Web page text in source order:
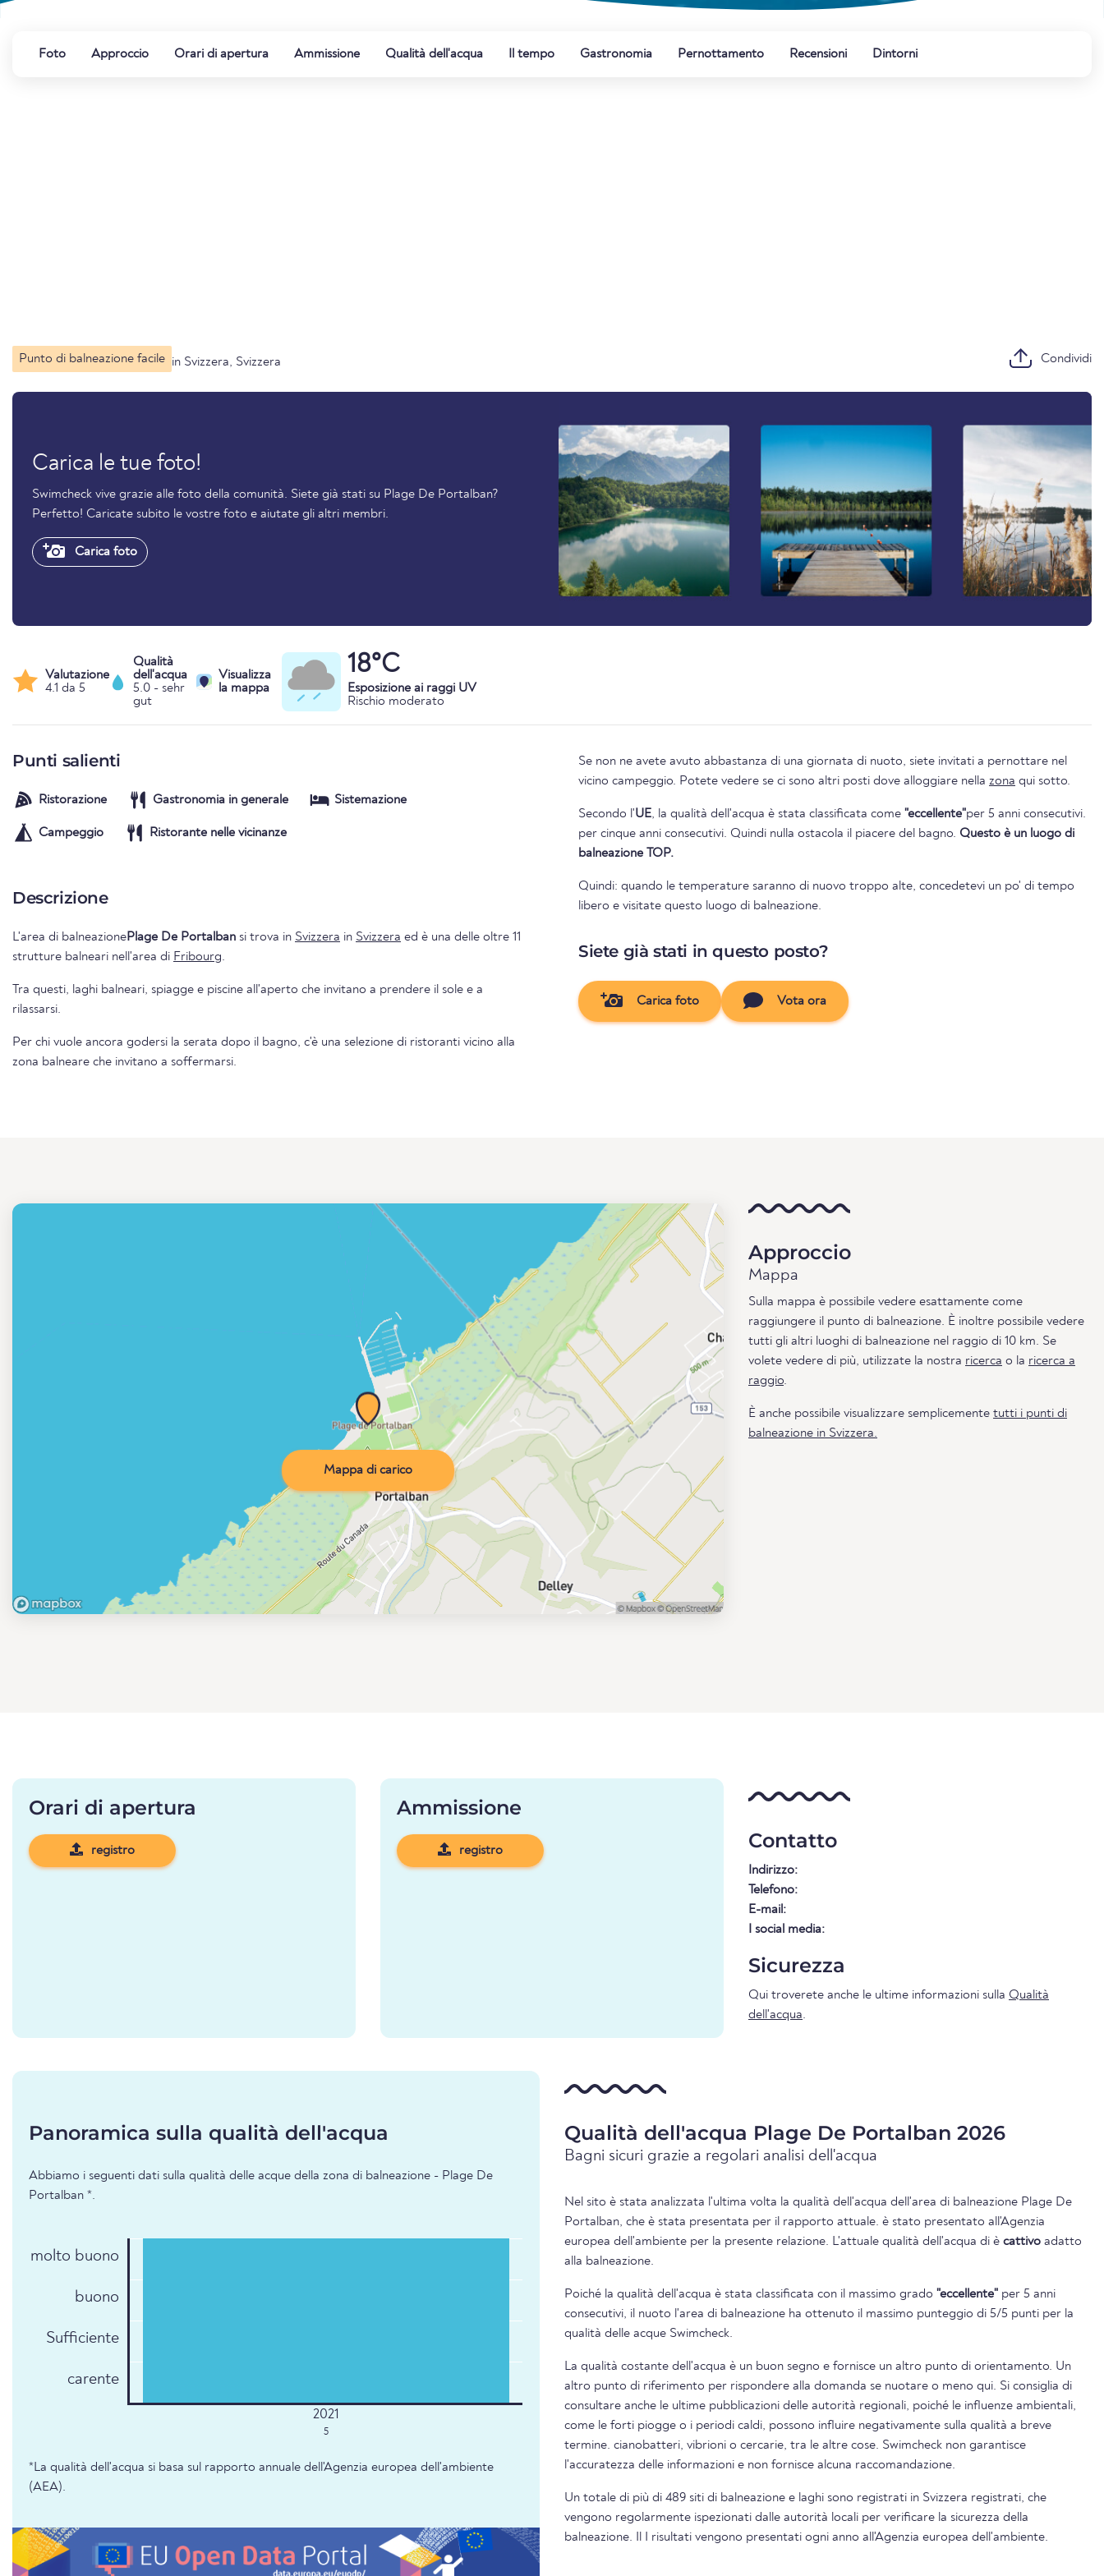
Foto Approccio Orari di apertura Ammissione Qualità dell'acqua Il tempo Gastronomia Pernottamento Recensioni Dintorni
Punto di balneazione facile in Svizzera, Svizzera Condividi
Carica le tue foto!
Swimcheck vive grazie alle foto della comunità. Siete già stati su Plage De Portalban?
Perfetto! Caricate subito le vostre foto e aiutate gli altri membri.
Carica foto
Valutazione
4.1 da 5
Qualità
dell'acqua
5.0 - sehr
gut
Visualizza
la mappa
18°C
Esposizione ai raggi UV
Rischio moderato
Punti salienti
Ristorazione Gastronomia in generale Sistemazione
Campeggio Ristorante nelle vicinanze
Descrizione
L'area di balneazionePlage De Portalban si trova in Svizzera in Svizzera ed è una delle oltre 11
strutture balneari nell'area di Fribourg.
Tra questi, laghi balneari, spiagge e piscine all'aperto che invitano a prendere il sole e a
rilassarsi.
Per chi vuole ancora godersi la serata dopo il bagno, c'è una selezione di ristoranti vicino alla
zona balneare che invitano a soffermarsi.
Se non ne avete avuto abbastanza di una giornata di nuoto, siete invitati a pernottare nel
vicino campeggio. Potete vedere se ci sono altri posti dove alloggiare nella zona qui sotto.
Secondo l'UE, la qualità dell'acqua è stata classificata come "eccellente"per 5 anni consecutivi.
per cinque anni consecutivi. Quindi nulla ostacola il piacere del bagno. Questo è un luogo di
balneazione TOP.
Quindi: quando le temperature saranno di nuovo troppo alte, concedetevi un po' di tempo
libero e visitate questo luogo di balneazione.
Siete già stati in questo posto?
Carica foto Vota ora
Mappa di carico
Approccio
Mappa
Sulla mappa è possibile vedere esattamente come
raggiungere il punto di balneazione. È inoltre possibile vedere
tutti gli altri luoghi di balneazione nel raggio di 10 km. Se
volete vedere di più, utilizzate la nostra ricerca o la ricerca a
raggio.
È anche possibile visualizzare semplicemente tutti i punti di
balneazione in Svizzera.
Orari di apertura
registro
Ammissione
registro Contatto
Indirizzo:
Telefono:
E-mail:
I social media:
Sicurezza
Qui troverete anche le ultime informazioni sulla Qualità
dell'acqua.
Panoramica sulla qualità dell'acqua
Abbiamo i seguenti dati sulla qualità delle acque della zona di balneazione - Plage De
Portalban *.
molto buono
buono
Sufficiente
carente
5
*La qualità dell'acqua si basa sul rapporto annuale dell'Agenzia europea dell'ambiente
(AEA).
Qualità dell'acqua Plage De Portalban 2026
Bagni sicuri grazie a regolari analisi dell'acqua
Nel sito è stata analizzata l'ultima volta la qualità dell'acqua dell'area di balneazione Plage De
Portalban, che è stata presentata per il rapporto attuale. è stato presentato all'Agenzia
europea dell'ambiente per la presente relazione. L'attuale qualità dell'acqua di è cattivo adatto
alla balneazione.
Poiché la qualità dell'acqua è stata classificata con il massimo grado "eccellente" per 5 anni
consecutivi, il nuoto l'area di balneazione ha ottenuto il massimo punteggio di 5/5 punti per la
qualità delle acque Swimcheck.
La qualità costante dell'acqua è un buon segno e fornisce un altro punto di orientamento. Un
altro punto di riferimento per rispondere alla domanda se nuotare o meno qui. Si consiglia di
consultare anche le ultime pubblicazioni delle autorità regionali, poiché le influenze ambientali,
come le forti piogge o i periodi caldi, possono influire negativamente sulla qualità a breve
termine. cianobatteri, vibrioni o cercarie, tra le altre cose. Swimcheck non garantisce
l'accuratezza delle informazioni e non fornisce alcuna raccomandazione.
Un totale di più di 489 siti di balneazione e laghi sono registrati in Svizzera registrati, che
vengono regolarmente ispezionati dalle autorità locali per verificare la sicurezza della
balneazione. Il I risultati vengono presentati ogni anno all'Agenzia europea dell'ambiente.